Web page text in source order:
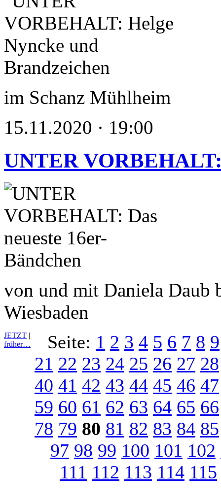
im Schanz Mühlheim
15.11.2020 · 19:00
UNTER VORBEHALT:
von und mit Daniela Daub
Wiesbaden
JETZT |
früher…
Seite: 1 2 3 4 5 6 7 8 9
21 22 23 24 25 26 27 28
40 41 42 43 44 45 46 47
59 60 61 62 63 64 65 66
78 79 80 81 82 83 84 85
97 98 99 100 101 102
111 112 113 114 115